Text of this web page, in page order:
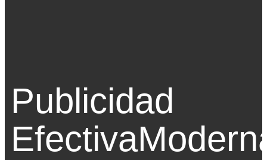
Publicidad
Efectiva